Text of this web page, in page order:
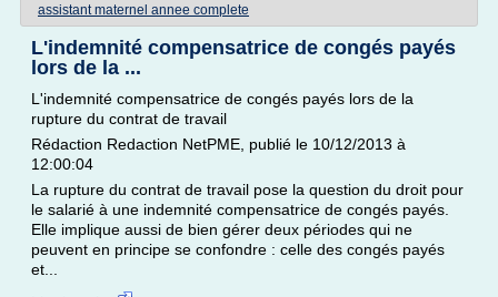
assistant maternel annee complete
L'indemnité compensatrice de congés payés
lors de la ...
L'indemnité compensatrice de congés payés lors de la
rupture du contrat de travail
Rédaction Redaction NetPME, publié le 10/12/2013 à
12:00:04
La rupture du contrat de travail pose la question du droit pour
le salarié à une indemnité compensatrice de congés payés.
Elle implique aussi de bien gérer deux périodes qui ne
peuvent en principe se confondre : celle des congés payés
et...